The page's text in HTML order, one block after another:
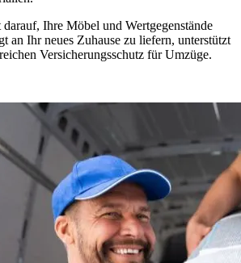
Ihre Möbel und Wertgegenstände
an Ihr neues Zuhause zu liefern, unterstützt
Versicherungsschutz für Umzüge.